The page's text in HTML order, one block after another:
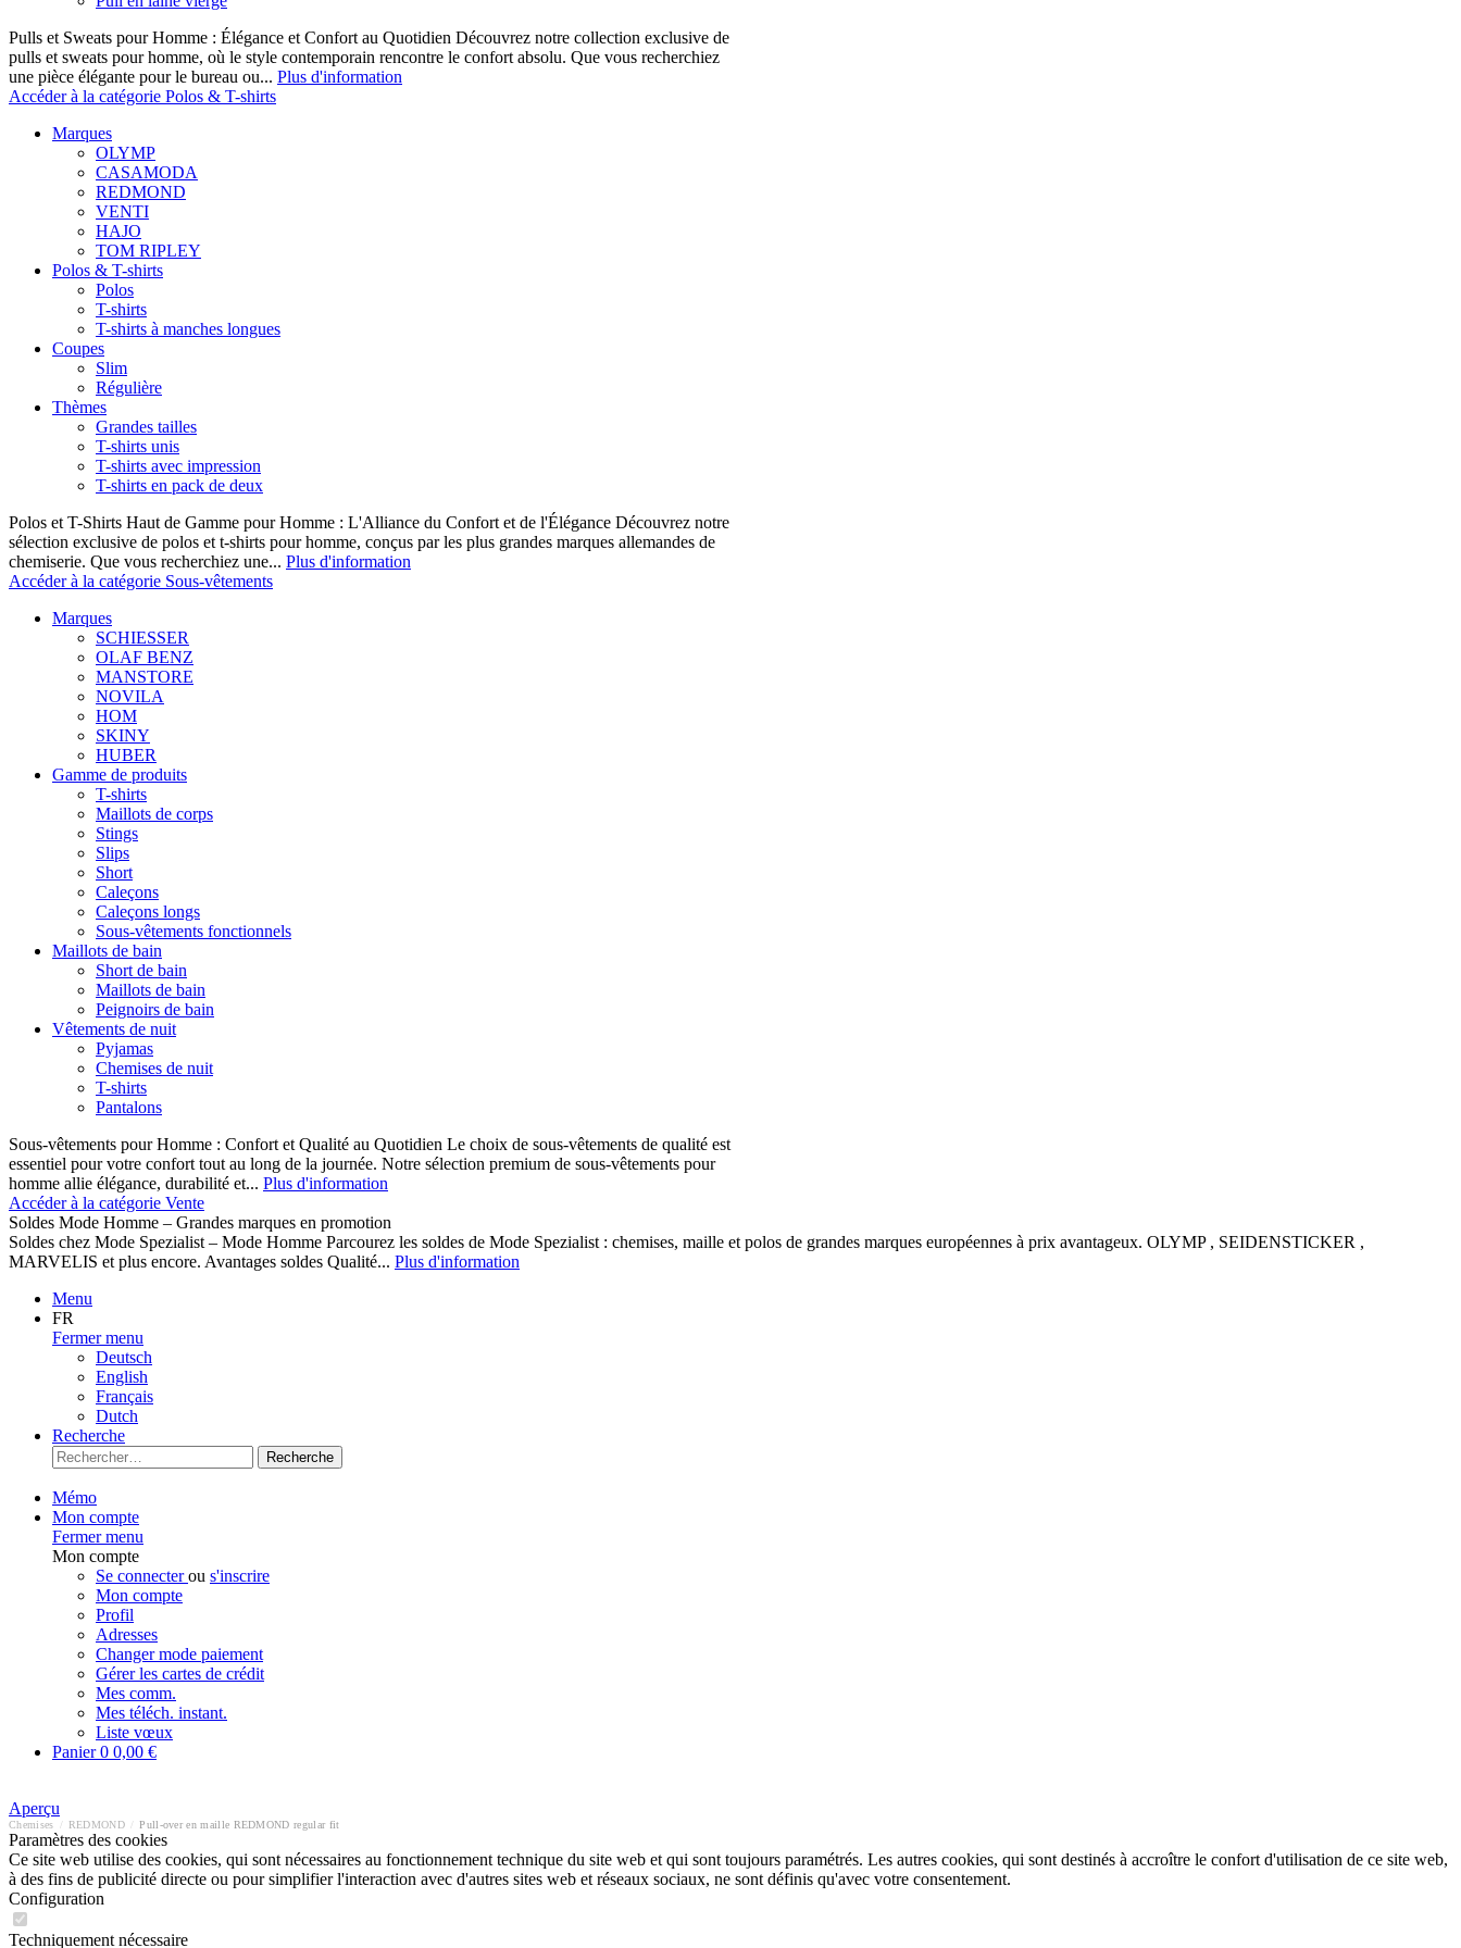
Pulls et Sweats pour Homme : Élégance et Confort au Quotidien Découvrez notre collection exclusive de
pulls et sweats pour homme, où le style contemporain rencontre le confort absolu. Que vous recherchiez
une pièce élégante pour le bureau ou... Plus d'information
Accéder à la catégorie Polos & T-shirts
Marques
OLYMP
CASAMODA
REDMOND
VENTI
HAJO
TOM RIPLEY
Polos & T-shirts
Polos
T-shirts
T-shirts à manches longues
Coupes
Slim
Régulière
Thèmes
Grandes tailles
T-shirts unis
T-shirts avec impression
T-shirts en pack de deux
Polos et T-Shirts Haut de Gamme pour Homme : L'Alliance du Confort et de l'Élégance Découvrez notre
sélection exclusive de polos et t-shirts pour homme, conçus par les plus grandes marques allemandes de
chemiserie. Que vous recherchiez une... Plus d'information
Accéder à la catégorie Sous-vêtements
Marques
SCHIESSER
OLAF BENZ
MANSTORE
NOVILA
HOM
SKINY
HUBER
Gamme de produits
T-shirts
Maillots de corps
Stings
Slips
Short
Caleçons
Caleçons longs
Sous-vêtements fonctionnels
Maillots de bain
Short de bain
Maillots de bain
Peignoirs de bain
Vêtements de nuit
Pyjamas
Chemises de nuit
T-shirts
Pantalons
Sous-vêtements pour Homme : Confort et Qualité au Quotidien Le choix de sous-vêtements de qualité est
essentiel pour votre confort tout au long de la journée. Notre sélection premium de sous-vêtements pour
homme allie élégance, durabilité et... Plus d'information
Accéder à la catégorie Vente
Soldes Mode Homme – Grandes marques en promotion
Soldes chez Mode Spezialist – Mode Homme Parcourez les soldes de Mode Spezialist : chemises, maille et polos de grandes marques européennes à prix avantageux. OLYMP , SEIDENSTICKER ,
MARVELIS et plus encore. Avantages soldes Qualité... Plus d'information
Menu
FR
Fermer menu
Deutsch
English
Français
Dutch
Recherche
Recherche
Mémo
Mon compte
Fermer menu
Mon compte
Se connecterou s'inscrire
Mon compte
Profil
Adresses
Changer mode paiement
Gérer les cartes de crédit
Mes comm.
Mes téléch. instant.
Liste vœux
Panier0 0,00 €
Aperçu
Chemises REDMOND Pull-over en maille REDMOND regular fit
Paramètres des cookies
Ce site web utilise des cookies, qui sont nécessaires au fonctionnement technique du site web et qui sont toujours paramétrés. Les autres cookies, qui sont destinés à accroître le confort d'utilisation de ce site web,
à des fins de publicité directe ou pour simplifier l'interaction avec d'autres sites web et réseaux sociaux, ne sont définis qu'avec votre consentement.
Configuration
Techniquement nécessaire